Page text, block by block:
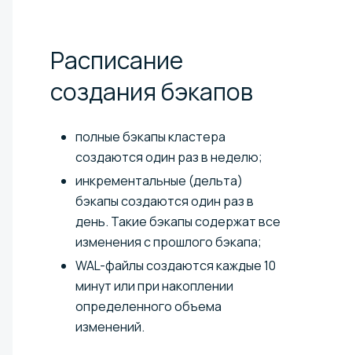
Расписание
создания бэкапов
полные бэкапы кластера
создаются один раз в неделю;
инкрементальные (дельта)
бэкапы создаются один раз в
день. Такие бэкапы содержат все
изменения с прошлого бэкапа;
WAL-файлы создаются каждые 10
минут или при накоплении
определенного объема
изменений.